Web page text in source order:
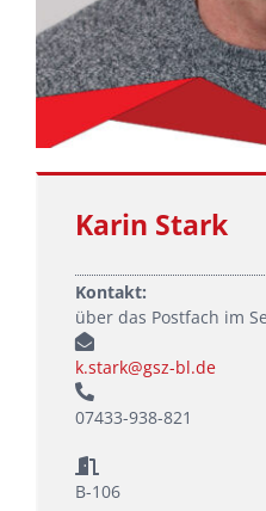
Karin Stark
Kontakt:
über das Postfach im
k.stark@gsz-bl.de
07433-938-821
B-106